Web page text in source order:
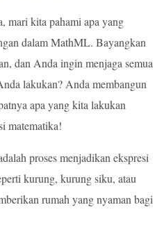
mari kita pahami apa yang
dalam MathML. Bayangkan
dan Anda ingin menjaga semua
lakukan? Anda membangun
apa yang kita lakukan
matematika!
proses menjadikan ekspresi
kurung, kurung siku, atau
rumah yang nyaman bagi